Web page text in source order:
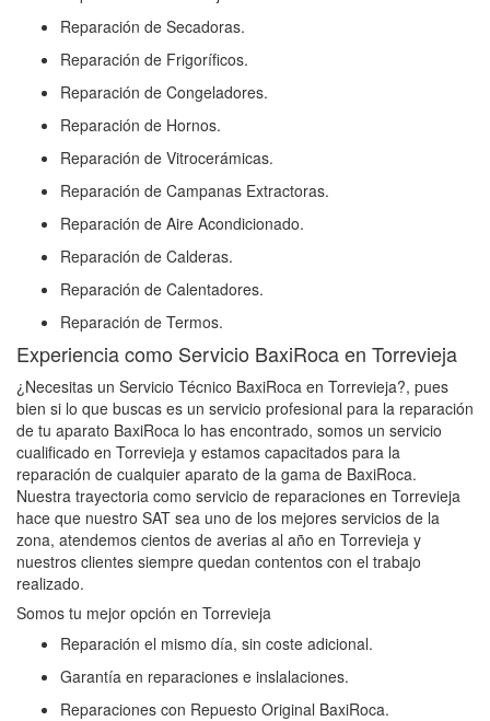
Reparación de Secadoras.
Reparación de Frigoríficos.
Reparación de Congeladores.
Reparación de Hornos.
Reparación de Vitrocerámicas.
Reparación de Campanas Extractoras.
Reparación de Aire Acondicionado.
Reparación de Calderas.
Reparación de Calentadores.
Reparación de Termos.
Experiencia como Servicio BaxiRoca en Torrevieja
¿Necesitas un Servicio Técnico BaxiRoca en Torrevieja?, pues
bien si lo que buscas es un servicio profesional para la reparación
de tu aparato BaxiRoca lo has encontrado, somos un servicio
cualificado en Torrevieja y estamos capacitados para la
reparación de cualquier aparato de la gama de BaxiRoca.
Nuestra trayectoria como servicio de reparaciones en Torrevieja
hace que nuestro SAT sea uno de los mejores servicios de la
zona, atendemos cientos de averias al año en Torrevieja y
nuestros clientes siempre quedan contentos con el trabajo
realizado.
Somos tu mejor opción en Torrevieja
Reparación el mismo día, sin coste adicional.
Garantía en reparaciones e inslalaciones.
Reparaciones con Repuesto Original BaxiRoca.